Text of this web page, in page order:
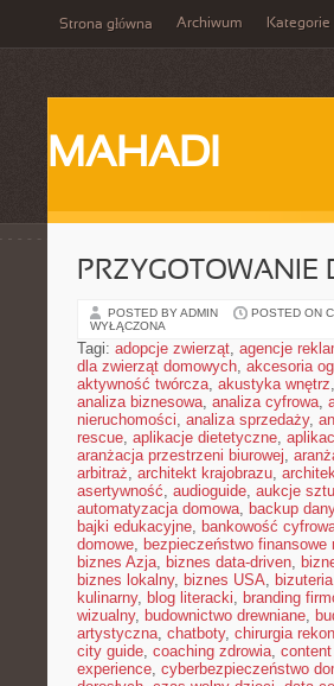
Strona główna Archiwum Kategorie
MAHADI
PRZYGOTOWANIE
POSTED BY ADMIN POSTED ON
WYŁĄCZONA
Tagi: adopcje zwierząt, agencje
dla zwierząt domowych, akcesoria
aktywność twórcza, akustyka wnętrz,
analiza biznesowa, analiza cyfrowa,
nieruchomości, analiza sprzedaży,
rescue, aplikacje dietetyczne,
aranżacja przestrzeni biurowej,
arbitraż, architekt krajobrazu,
asertywność, audioguide, aukcje
automatyzacja domowa, backup
bajki edukacyjne, bankowość
domowe, bezpieczeństwo finansowe
biznes Azja, biznes data-driven,
biznes lokalny, biznes USA,
kulinarny, blog literacki, branding
wizualny, budownictwo drewniane,
artystyczna, chatboty, chirurgia
city guide, coaching zdrowia,
experience, cyberbezpieczeństwo